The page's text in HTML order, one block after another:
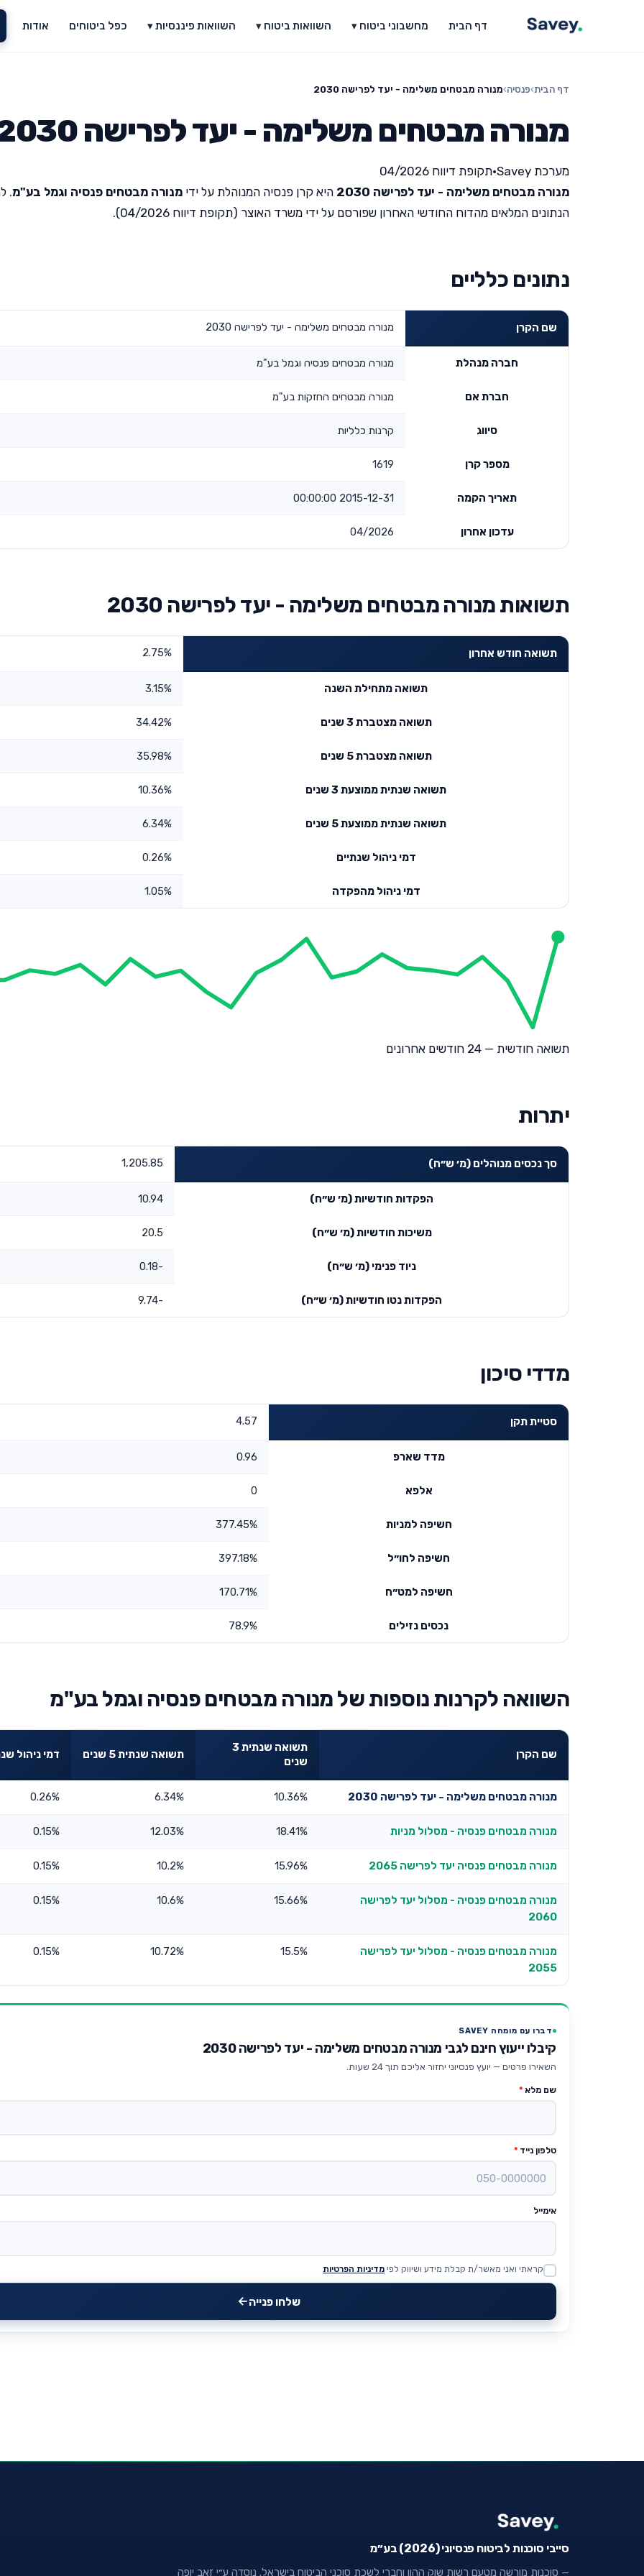
דף הבית מחשבוני ביטוח ▾ השוואות ביטוח ▾ השוואות פיננסיות ▾ כפל ביטוחים אודות
דף הבית›פנסיה›מנורה מבטחים משלימה - יעד לפרישה 2030
מנורה מבטחים משלימה - יעד לפרישה 2030
מערכת Savey •תקופת דיווח 04/2026
מנורה מבטחים משלימה - יעד לפרישה 2030
היא קרן פנסיה המנוהלת על ידי מנורה מבטחים פנסיה וגמל בע"מ.
הנתונים המלאים מהדוח החודשי האחרון שפורסם על ידי משרד האוצר (תקופת דיווח 04/2026).
נתונים כלליים
שם הקרן מנורה מבטחים משלימה - יעד לפרישה 2030
חברה מנהלת מנורה מבטחים פנסיה וגמל בע"מ
חברת אם מנורה מבטחים החזקות בע"מ
סיווג קרנות כלליות
מספר קרן 1619
תאריך הקמה 2015-12-31 00:00:00
עדכון אחרון 04/2026
תשואות מנורה מבטחים משלימה - יעד לפרישה 2030
תשואה חודש אחרון 2.75%
תשואה מתחילת השנה 3.15%
תשואה מצטברת 3 שנים 34.42%
תשואה מצטברת 5 שנים 35.98%
תשואה שנתית ממוצעת 3 שנים 10.36%
תשואה שנתית ממוצעת 5 שנים 6.34%
דמי ניהול שנתיים 0.26%
דמי ניהול מהפקדה 1.05%
תשואה חודשית — 24 חודשים אחרונים
יתרות
סך נכסים מנוהלים (מ׳ ש״ח) 1,205.85
הפקדות חודשיות (מ׳ ש״ח) 10.94
משיכות חודשיות (מ׳ ש״ח) 20.5
ניוד פנימי (מ׳ ש״ח) -0.18
הפקדות נטו חודשיות (מ׳ ש״ח) -9.74
מדדי סיכון
סטיית תקן 4.57
מדד שארפ 0.96
אלפא 0
חשיפה למניות 377.45%
חשיפה לחו״ל 397.18%
חשיפה למט״ח 170.71%
נכסים נזילים 78.9%
השוואה לקרנות נוספות של מנורה מבטחים פנסיה וגמל בע"מ
שם הקרן
תשואה שנתית 3
שנים
תשואה שנתית 5 שנים דמי ניהול
מנורה מבטחים משלימה - יעד לפרישה 2030 10.36%
6.34%
0.26%
מנורה מבטחים פנסיה - מסלול מניות 18.41%
12.03%
0.15%
מנורה מבטחים פנסיה יעד לפרישה 2065 15.96%
10.2%
0.15%
מנורה מבטחים פנסיה - מסלול יעד לפרישה
2060
15.66%
10.6%
0.15%
מנורה מבטחים פנסיה - מסלול יעד לפרישה
2055
15.5%
10.72%
0.15%
דברו עם מומחה SAVEY
קיבלו ייעוץ חינם לגבי מנורה מבטחים משלימה - יעד לפרישה 2030
השאירו פרטים — יועץ פנסיוני יחזור אליכם תוך 24 שעות.
שם מלא *
טלפון נייד *
אימייל
Website
קראתי ואני מאשר/ת קבלת מידע ושיווק לפי מדיניות הפרטיות
שלחו פנייה
סייבי סוכנות לביטוח פנסיוני (2026) בע״מ
— סוכנות מורשה מטעם רשות שוק ההון וחברי לשכת סוכני הביטוח בישראל. נוסדה ע״י זאב יופה